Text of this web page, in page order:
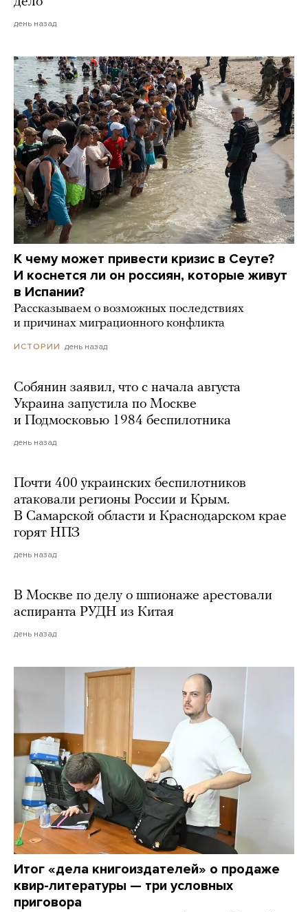
день назад
К чему может привести кризис в Сеуте?
И коснется ли он россиян, которые живут
в Испании?
Рассказываем о возможных последствиях
и причинах миграционного конфликта
ИСТОРИИ день назад
Собянин заявил, что с начала августа
Украина запустила по Москве
и Подмосковью 1984 беспилотника
день назад
Почти 400 украинских беспилотников
атаковали регионы России и Крым.
В Самарской области и Краснодарском крае
горят НПЗ
день назад
В Москве по делу о шпионаже арестовали
аспиранта РУДН из Китая
день назад
Итог «дела книгоиздателей» о продаже
квир-литературы — три условных
приговора